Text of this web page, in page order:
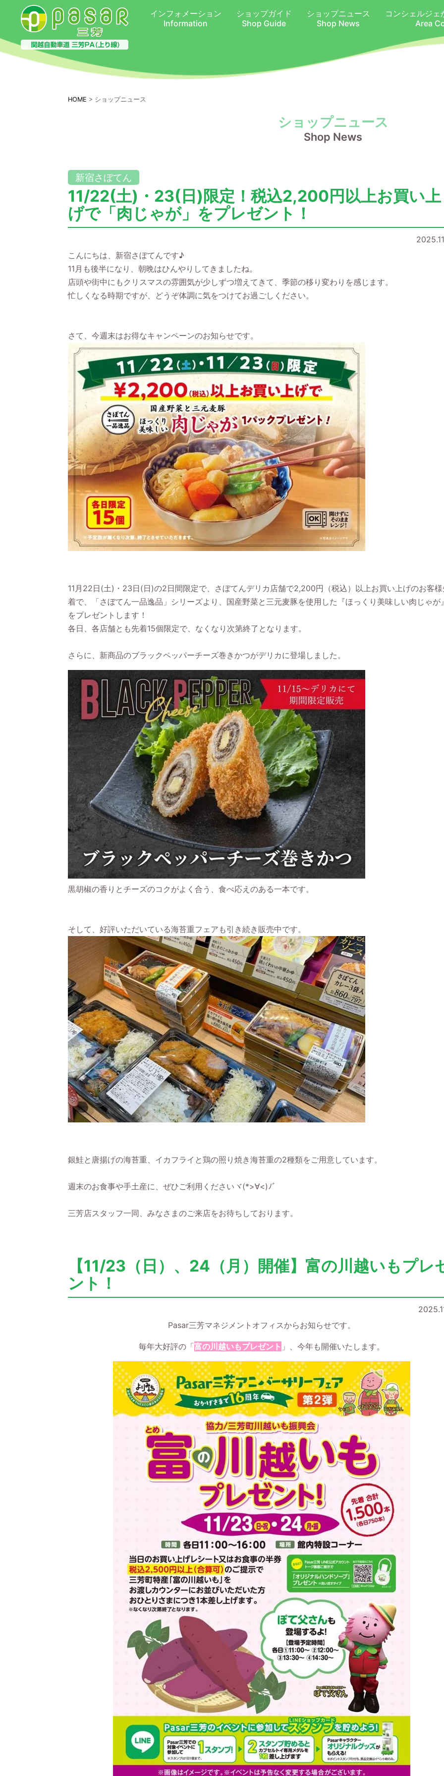
インフォメーション
Information
ショップガイド
Shop Guide
ショップニュース
Shop News
コンシェルジェ
Area
HOME > ショップニュース
ショップニュース
Shop News
新宿さぼてん
11/22(土)・23(日)限定！税込2,200円以上お買い上
げで「肉じゃが」をプレゼント！
こんにちは、新宿さぼてんです♪
11月も後半になり、朝晩はひんやりしてきましたね。
店頭や街中にもクリスマスの雰囲気が少しずつ増えてきて、季節の移り変わりを感じます。
忙しくなる時期ですが、どうぞ体調に気をつけてお過ごしください。
さて、今週末はお得なキャンペーンのお知らせです。
11月22日(土)・ 23日(日)の2日間限定で、さぼてんデリカ店舗で2,200円（税込）以上お買い上げのお客
着で、「さぼてん一品逸品」シリーズより、国産野菜と三元麦豚を使用した『ほっくり美味しい肉じゃが』
をプレゼントします！
各日、各店舗とも先着15個限定で、なくなり次第終了となります。
さらに、新商品のブラックペッパーチーズ巻きかつがデリカに登場しました。
黒胡椒の香りとチーズのコクがよく合う、食べ応えのある一本です。
そして、好評いただいている海苔重フェアも引き続き販売中です。
銀鮭と唐揚げの海苔重、イカフライと鶏の照り焼き海苔重の2種類をご用意しています。
週末のお食事や手土産に、ぜひご利用くださいヾ(*>∀<)ﾉﾞ
三芳店スタッフ一同、みなさまのご来店をお待ちしております。
【11/23（日）、24（月）開催】富の川越いもプレ
ント！
Pasar三芳マネジメントオフィスからお知らせです。
毎年大好評の「富の川越いもプレゼント 」、今年も開催いたします。